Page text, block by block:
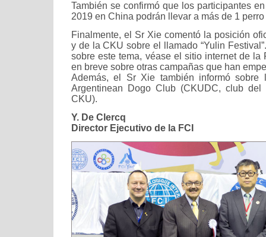
También se confirmó que los participantes
2019 en China podrán llevar a más de 1
Finalmente, el Sr Xie comentó la posición
y de la CKU sobre el llamado “Yulin
sobre este tema, véase el sitio internet de la
en breve sobre otras campañas que han
Además, el Sr Xie también informó sobre
Argentinean Dogo Club (CKUDC, club
CKU).
Y. De Clercq
Director Ejecutivo de la FCI